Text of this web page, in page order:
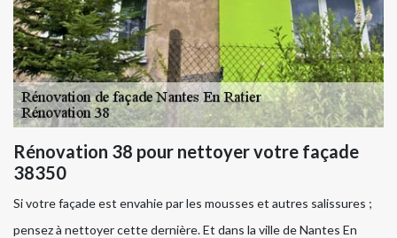
Rénovation 38 pour nettoyer votre façade
38350
Si votre façade est envahie par les mousses et autres salissures ;
pensez à nettoyer cette dernière. Et dans la ville de Nantes En